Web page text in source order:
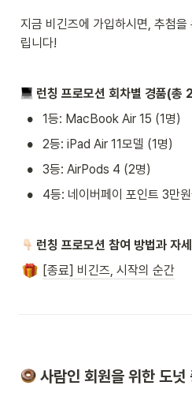
지금 비긴즈에 가입하시면, 추첨
립니다!
런칭 프로모션 회차별 경품(총
• 1등: MacBook Air 15 (1명)
• 2등: iPad Air 11모델 (1명)
• 3등: AirPods 4 (2명)
• 4등: 네이버페이 포인트 3만
런칭 프로모션 참여 방법과 자
[종료] 비긴즈, 시작의 순간
사람인 회원을 위한 도넛